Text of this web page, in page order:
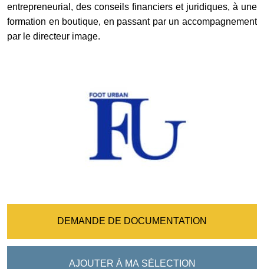
entrepreneurial, des conseils financiers et juridiques, à une
formation en boutique, en passant par un accompagnement
par le directeur image.
DEMANDE DE DOCUMENTATION
AJOUTER À MA SÉLECTION